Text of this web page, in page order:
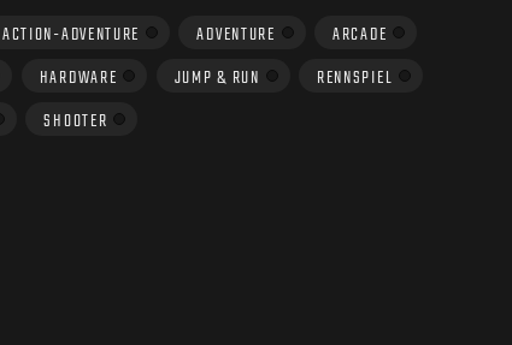
ACTION-ADVENTURE ADVENTURE
ARCADE
HARDWARE JUMP & RUN
RENNSPIEL
SHOOTER